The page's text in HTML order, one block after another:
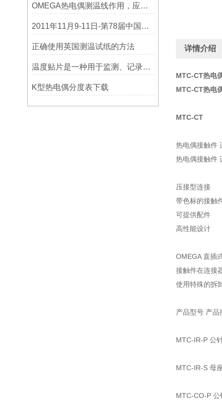
OMEGA热电偶测温线作用，应用领域
2011年11月9-11日-第78届中国电子展
正确使用英国测温试纸的方法
温度贴片是一种用于监测、记录或指示温度变化的工具
K型热电偶分度表下载
详情介绍
MTC-CT热电
MTC-CT热电
MTC-CT
热电偶接触件
热电偶接触件
压接型连接
带色标的接触
可提供配件
高性能设计
OMEGA 直插
接触件在连接
使用特殊的拆
产品型号 产品
MTC-IR-P 公
MTC-IR-S 母
MTC-CO-P